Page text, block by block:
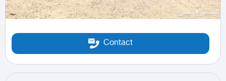
Contact